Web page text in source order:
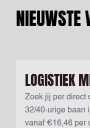
NIEUWSTE
LOGISTIEK
Zoek jij per direct
32/40-urige baan
vanaf €16,46 per